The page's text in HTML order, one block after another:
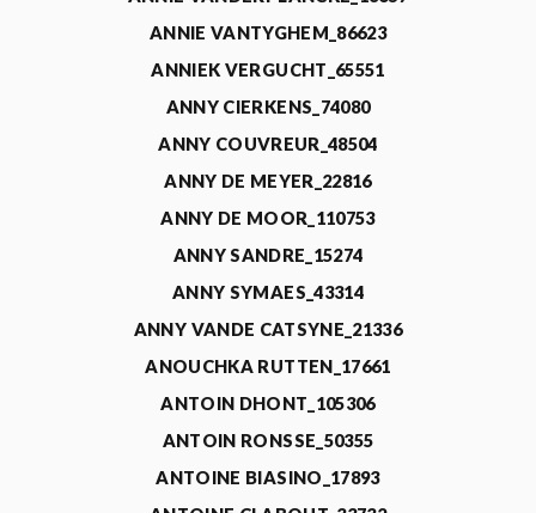
ANNIE VANTYGHEM_86623
ANNIEK VERGUCHT_65551
ANNY CIERKENS_74080
ANNY COUVREUR_48504
ANNY DE MEYER_22816
ANNY DE MOOR_110753
ANNY SANDRE_15274
ANNY SYMAES_43314
ANNY VANDE CATSYNE_21336
ANOUCHKA RUTTEN_17661
ANTOIN DHONT_105306
ANTOIN RONSSE_50355
ANTOINE BIASINO_17893